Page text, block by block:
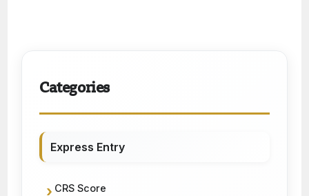
Categories
Express Entry
CRS Score